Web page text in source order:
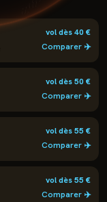
vol dès40€
Comparer ✈️
vol dès50€
Comparer ✈️
vol dès55 €
Comparer ✈️
vol dès55 €
Comparer ✈️